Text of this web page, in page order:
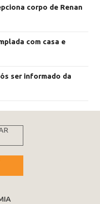
corpo de Renan
com casa e
ser informado da